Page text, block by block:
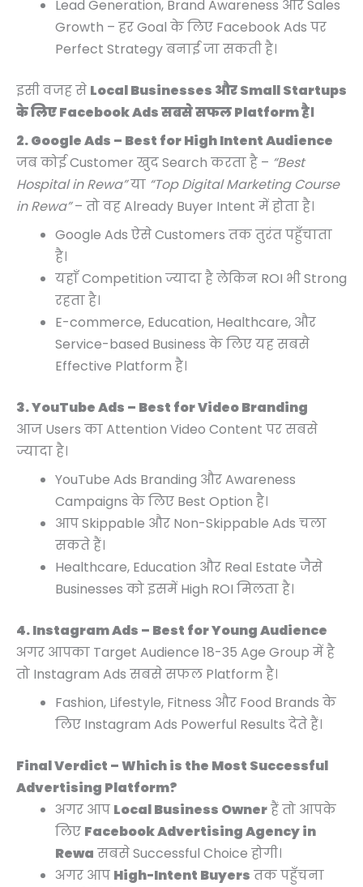
Lead Generation, Brand Awareness और Sales
Growth – हर Goal के लिए Facebook Ads पर
Perfect Strategy बनाई जा सकती है।
इसी वजह से Local Businesses और Small Startups
के लिए Facebook Ads सबसे सफल Platform है।
2. Google Ads – Best for High Intent Audience
जब कोई Customer खुद Search करता है – “Best
Hospital in Rewa”या “Top Digital Marketing Course
in Rewa”– तो वह Already Buyer Intent में होता है।
Google Ads ऐसे Customers तक तुरंत पहुँचाता
है।
यहाँ Competition ज्यादा है लेकिन ROI भी Strong
रहता है।
E-commerce, Education, Healthcare, और
Service-based Business के लिए यह सबसे
Effective Platform है।
3. YouTube Ads – Best for Video Branding
आज Users का Attention Video Content पर सबसे
ज्यादा है।
YouTube Ads Branding और Awareness
Campaigns के लिए Best Option है।
आप Skippable और Non-Skippable Ads चला
सकते हैं।
Healthcare, Education और Real Estate जैसे
Businesses को इसमें High ROI मिलता है।
4. Instagram Ads – Best for Young Audience
अगर आपका Target Audience 18-35 Age Group में है
तो Instagram Ads सबसे सफल Platform है।
Fashion, Lifestyle, Fitness और Food Brands के
लिए Instagram Ads Powerful Results देते हैं।
Final Verdict – Which is the Most Successful
Advertising Platform?
अगर आप Local Business Ownerहैं तो आपके
लिए Facebook Advertising Agency in
Rewa सबसे Successful Choice होगी।
अगर आप High-Intent Buyers तक पहुँचना